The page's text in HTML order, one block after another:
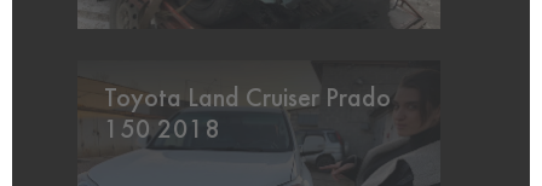
Toyota Land Cruiser Prado
150 2018